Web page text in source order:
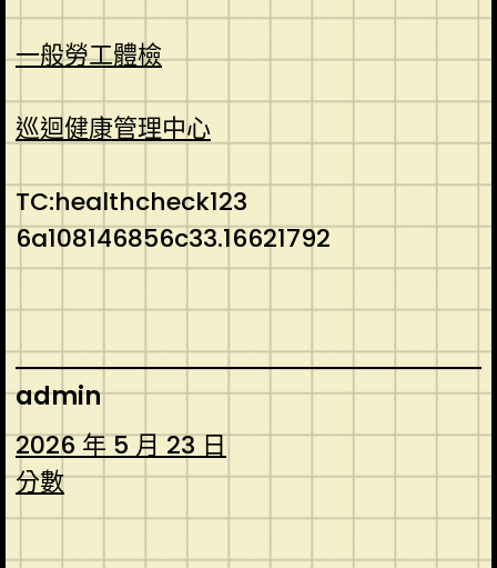
一般勞工體檢
巡迴健康管理中心
TC:healthcheck123
6a108146856c33.16621792
admin
2026 年 5 月 23 日
分數